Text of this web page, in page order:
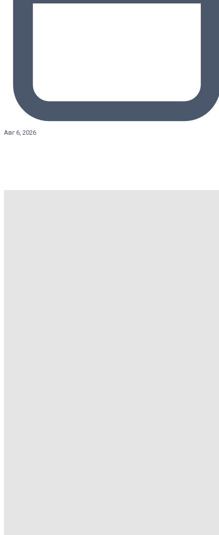
Авг 6, 2026